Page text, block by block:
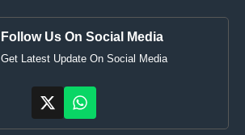
Follow Us On Social Media
Get Latest Update On Social Media